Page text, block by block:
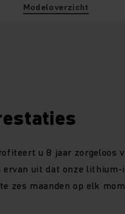
Modeloverzicht
u 8 jaar zorgeloos
uit dat onze
zes maanden op elk